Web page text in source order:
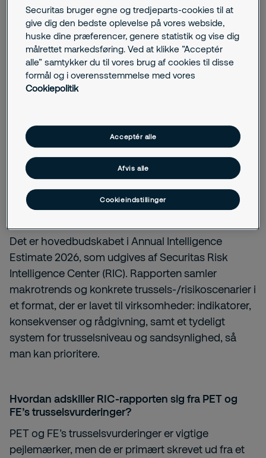
Det er hovedbudskabet i Annual Intelligence
Estimate 2026, som udgives af Securitas Risk
Intelligence Center (RIC). Rapporten samler
makrotrends og konkrete trussels-/risikoscenarier i
et format, der er lavet til virksomheder: indikatorer,
konsekvenser og rådgivning, samt et tydeligt
system for trusselsniveau og sandsynlighed, så
man kan prioritere.
Hvordan adskiller RIC-rapporten sig fra PET og
FE’s trusselsvurderinger?
PET og FE’s trusselsvurderinger er vigtige
pejlemærker, men de er primært skrevet ud fra et
Telefon
Ved at indsende formularen giver du samtykke til
behandling af dine personlige data. Samtykket kan
altid tilbagekaldes. Læs mere om behandlingen af
dine personoplysninger i vores
Ja tak, jeg vil gerne modtage tilbud og
andre sikkerhedsservices fra Securitas.
Send
Securitas bruger egne og tredjeparts-cookies til at
give dig den bedste oplevelse på vores webside,
huske dine præferencer, genere statistik og vise dig
målrettet markedsføring. Ved at klikke ”Acceptér
alle” samtykker du til vores brug af cookies til disse
formål og i overensstemmelse med vores
Cookiepolitik
Cookieindstillinger
Afvis alle
Acceptér alle